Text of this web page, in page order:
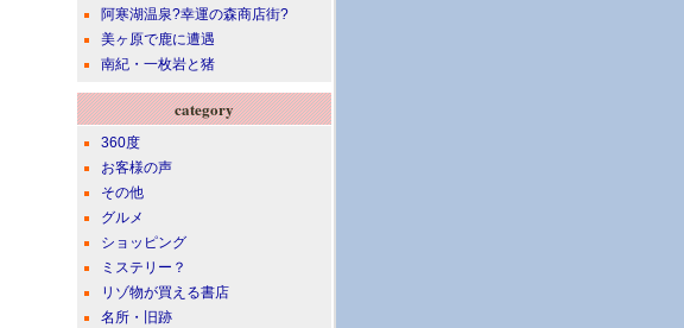
阿寒湖温泉?幸運の森商店街?
美ヶ原で鹿に遭遇
南紀・一枚岩と猪
category
360度
お客様の声
その他
グルメ
ショッピング
ミステリー？
リゾ物が買える書店
名所・旧跡